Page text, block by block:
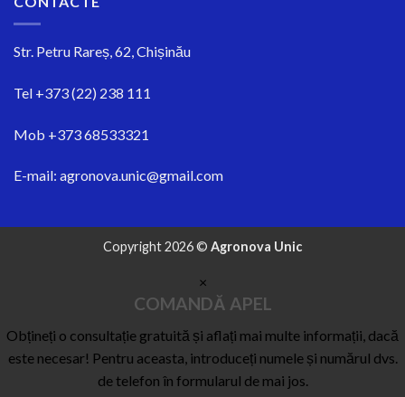
Str. Petru Rareș, 62, Chișinău
Tel +373 (22) 238 111
Mob +373 68533321
E-mail: agronova.unic@gmail.com
Copyright 2026 © Agronova Unic
×
COMANDĂ APEL
Obțineți o consultație gratuită și aflați mai multe informații, dacă
este necesar! Pentru aceasta, introduceți numele și numărul dvs.
de telefon în formularul de mai jos.